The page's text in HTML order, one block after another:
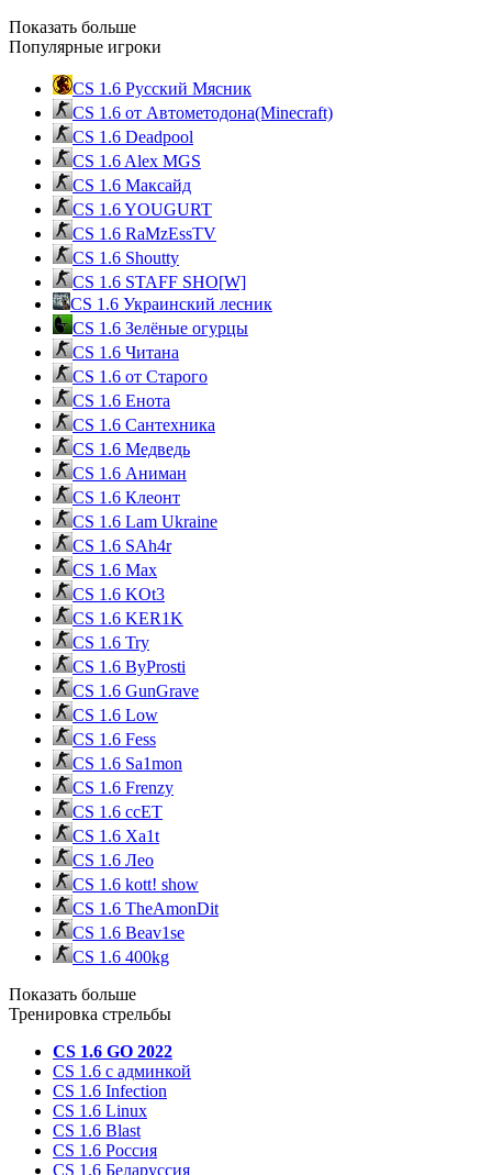
Показать больше
Популярные игроки
CS 1.6 Русский Мясник
CS 1.6 от Автометодона(Minecraft)
CS 1.6 Deadpool
CS 1.6 Alex MGS
CS 1.6 Максайд
CS 1.6 YOUGURT
CS 1.6 RaMzEssTV
CS 1.6 Shoutty
CS 1.6 STAFF SHO[W]
CS 1.6 Украинский лесник
CS 1.6 Зелёные огурцы
CS 1.6 Читана
CS 1.6 от Cтарого
CS 1.6 Енота
CS 1.6 Сантехника
CS 1.6 Медведь
CS 1.6 Аниман
CS 1.6 Клеонт
CS 1.6 Lam Ukraine
CS 1.6 SAh4r
CS 1.6 Max
CS 1.6 KOt3
CS 1.6 KER1K
CS 1.6 Try
CS 1.6 ByProsti
CS 1.6 GunGrave
CS 1.6 Low
CS 1.6 Fess
CS 1.6 Sa1mon
CS 1.6 Frenzy
CS 1.6 ccET
CS 1.6 Xa1t
CS 1.6 Лео
CS 1.6 kott! show
CS 1.6 TheAmonDit
CS 1.6 Beav1se
CS 1.6 400kg
Показать больше
Тренировка стрельбы
CS 1.6 GO 2022
CS 1.6 с админкой
CS 1.6 Infection
CS 1.6 Linux
CS 1.6 Blast
CS 1.6 Россия
CS 1.6 Беларуссия